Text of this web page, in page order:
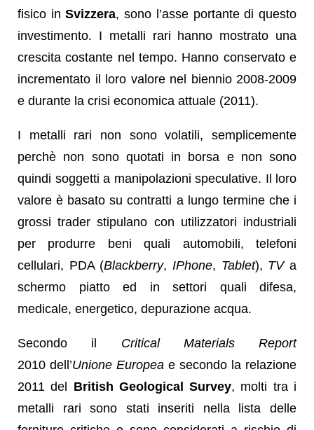
fisico inSvizzera, sono l’asse portante di questo
investimento. I metalli rari hanno mostrato una
crescita costante nel tempo. Hanno conservato e
incrementato il loro valore nel biennio 2008-2009
e durante la crisi economica attuale (2011).
I metalli rari non sono volatili, semplicemente
perchè non sono quotati in borsa e non sono
quindi soggetti a manipolazioni speculative. Il loro
valore è basato su contratti a lungo termine che i
grossi trader stipulano con utilizzatori industriali
per produrre beni quali automobili, telefoni
cellulari, PDA (Blackberry, IPhone, Tablet), TVa
schermo piatto ed in settori quali difesa,
medicale, energetico, depurazione acqua.
Secondo il Critical Materials Report
2010 dell’Unione Europea e secondo la relazione
2011 del British Geological Survey, molti tra i
metalli rari sono stati inseriti nella lista delle